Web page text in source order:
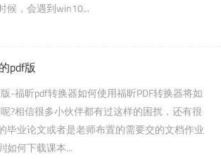
候，会遇到win10...
pdf版
-福昕pdf转换器如何使用福昕PDF转换器将如
?相信很多小伙伴都有过这样的困扰，还有很
毕业论文或者是老师布置的需要交的文档作业
如何下载课本...